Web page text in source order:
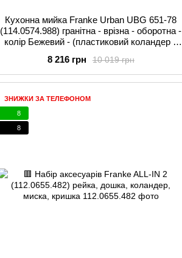
Кухонна мийка Franke Urban UBG 651-78
(114.0574.988) гранітна - врізна - оборотна -
колір Бежевий - (пластиковий коландер у
10 019 грн
8 216 грн
ЗНИЖКИ ЗА ТЕЛЕФОНОМ
8
8